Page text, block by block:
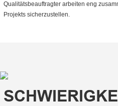
Qualitätsbeauftragter arbeiten eng
Projekts sicherzustellen.